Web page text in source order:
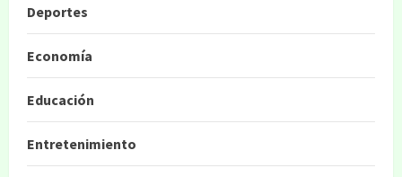
Deportes
Economía
Educación
Entretenimiento